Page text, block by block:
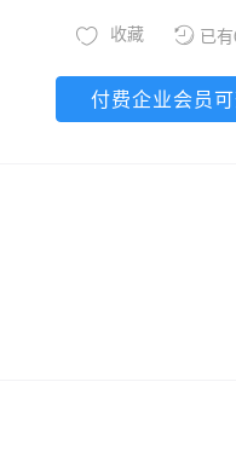
已
收藏
付费企业会员